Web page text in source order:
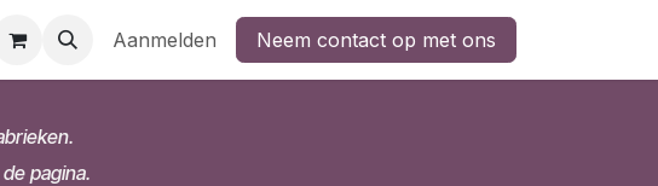
Aanmelden Neem contact op met ons
pagina.